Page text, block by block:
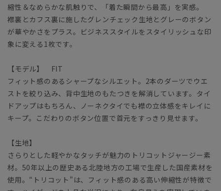
縮性＆なめらかな肌触りで、「着た瞬間から最高」を実感。
襟裏とカフス裏に施したグレンチェック生地とグレーのボタン
が華やかさをプラス。ビジネススタイルをスタイリッシュな印
象に変える1枚です。
【モデル】 FIT
フィット感のあるシャープなシルエット。2本のダーツでウエ
ストを絞り込み、背中生地のもたつきを解消しています。タイ
ドアップはもちろん、ノーネクタイでも襟の立体感をキレイに
キープ。こだわりのボタン位置で首元をすっきり見せます。
【生地】
さらりとした軽やかなタッチが魅力のトリコットジャージー素
材。50年以上の歴史ある北陸地方の工場で生産した国産素材を
使用。“トリコット”は、フィット感のある高い伸縮性が特徴で